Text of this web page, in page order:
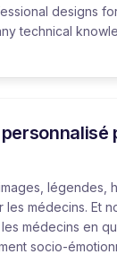
designs
technical
légendes,
les médecins. Et
médecins en
socio-